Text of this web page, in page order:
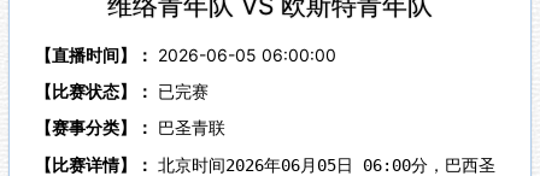
【直播时间】： 2026-06-05 06:00:00
【比赛状态】：
已完赛
【赛事分类】： 巴圣青联
【比赛详情】： 北京时间2026年06月05日 06:00分，巴西圣